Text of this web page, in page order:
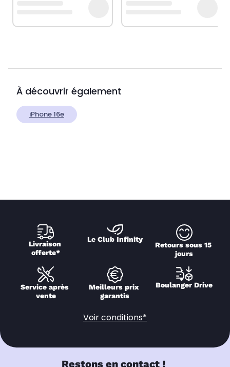
À découvrir également
iPhone 16e
Livraison
offerte*
Le Club Infinity
Retours sous 15
jours
Service après
vente
Meilleurs prix
garantis
Boulanger Drive
Voir conditions*
Restons en contact !